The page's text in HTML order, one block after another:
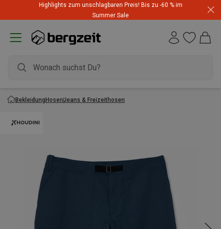
Highlights zum unschlagbaren Preis! Bis zu -60 % im
Summer Sale
BekleidungHosenJeans & Freizeithosen